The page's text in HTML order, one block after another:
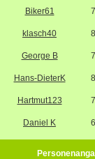
Biker61
klasch40
George B
Hans-DieterK
Hartmut123
Daniel K